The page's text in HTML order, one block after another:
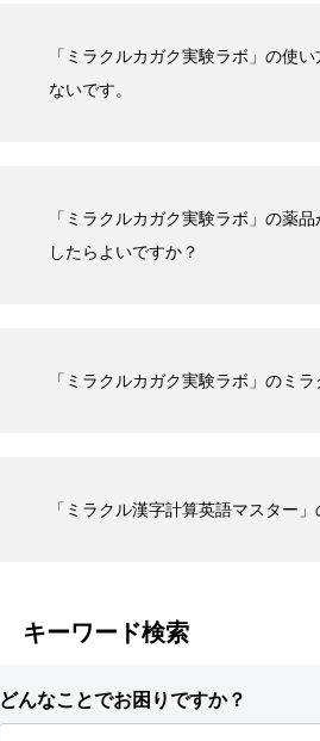
「ミラクルカガク実験ラボ」の使
ないです。
「ミラクルカガク実験ラボ」の薬
したらよいですか？
「ミラクルカガク実験ラボ」のミ
「ミラクル漢字計算英語マスター
キーワード検索
どんなことでお困りですか？